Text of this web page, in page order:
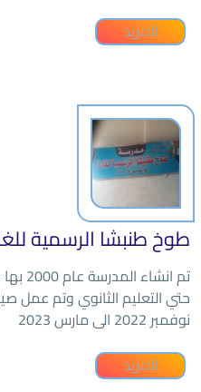
المزيد
طوخ طنبشا الرسمية
تم
حتي التعليم الثانوي وتم عمل
نوفمبر 2022 الى مارس 2023
المزيد